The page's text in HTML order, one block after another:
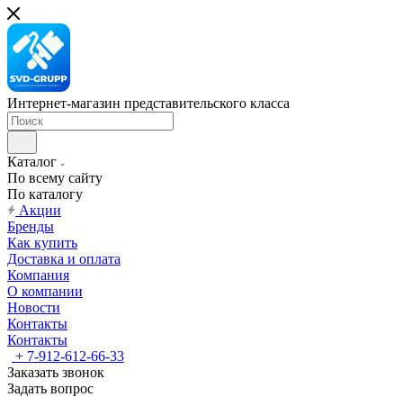
Интернет-магазин представительского класса
Каталог
По всему сайту
По каталогу
Акции
Бренды
Как купить
Доставка и оплата
Компания
О компании
Новости
Контакты
Контакты
+ 7-912-612-66-33
Заказать звонок
Задать вопрос